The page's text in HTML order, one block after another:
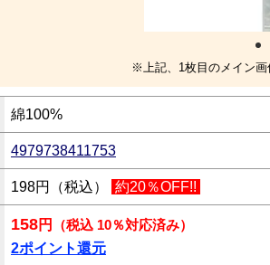
※上記、1枚目のメイン画
綿100%
4979738411753
198円（税込） 約20％OFF!!
158円
（税込 10％対応済み）
2ポイント還元